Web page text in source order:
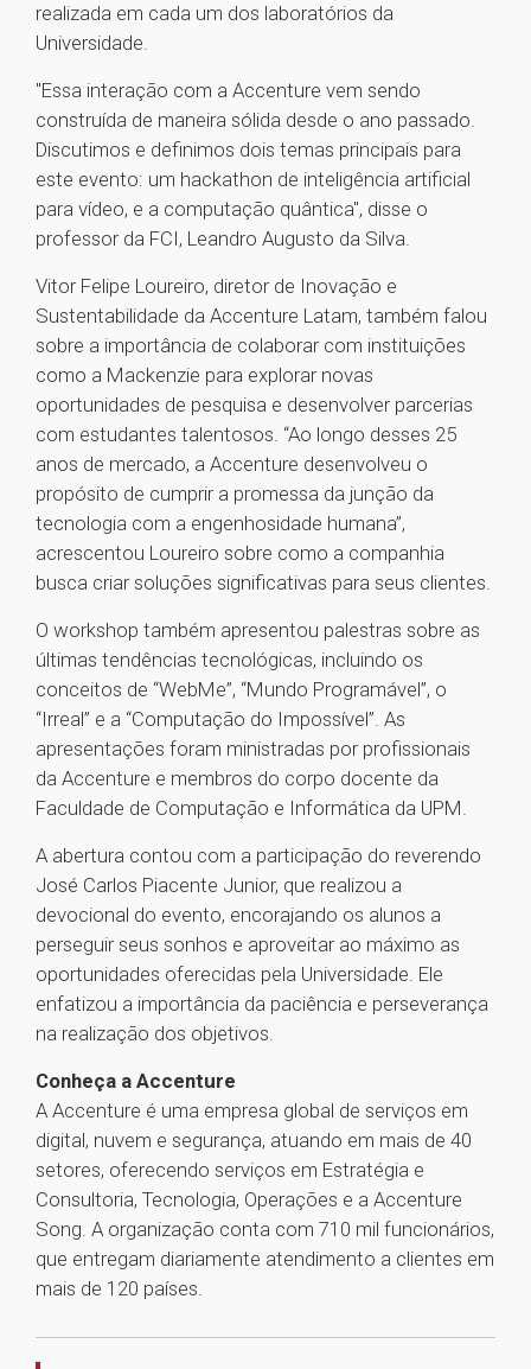
realizada em cada um dos laboratórios da
Universidade.
"Essa interação com a Accenture vem sendo
construída de maneira sólida desde o ano passado.
Discutimos e definimos dois temas principais para
este evento: um hackathon de inteligência artificial
para vídeo, e a computação quântica", disse o
professor da FCI, Leandro Augusto da Silva.
Vitor Felipe Loureiro, diretor de Inovação e
Sustentabilidade da Accenture Latam, também falou
sobre a importância de colaborar com instituições
como a Mackenzie para explorar novas
oportunidades de pesquisa e desenvolver parcerias
com estudantes talentosos. “Ao longo desses 25
anos de mercado, a Accenture desenvolveu o
propósito de cumprir a promessa da junção da
tecnologia com a engenhosidade humana”,
acrescentou Loureiro sobre como a companhia
busca criar soluções significativas para seus clientes.
O workshop também apresentou palestras sobre as
últimas tendências tecnológicas, incluindo os
conceitos de “WebMe”, “Mundo Programável”, o
“Irreal” e a “Computação do Impossível”. As
apresentações foram ministradas por profissionais
da Accenture e membros do corpo docente da
Faculdade de Computação e Informática da UPM.
A abertura contou com a participação do reverendo
José Carlos Piacente Junior, que realizou a
devocional do evento, encorajando os alunos a
perseguir seus sonhos e aproveitar ao máximo as
oportunidades oferecidas pela Universidade. Ele
enfatizou a importância da paciência e perseverança
na realização dos objetivos.
Conheça a Accenture
A Accenture é uma empresa global de serviços em
digital, nuvem e segurança, atuando em mais de 40
setores, oferecendo serviços em Estratégia e
Consultoria, Tecnologia, Operações e a Accenture
Song. A organização conta com 710 mil funcionários,
que entregam diariamente atendimento a clientes em
mais de 120 países.